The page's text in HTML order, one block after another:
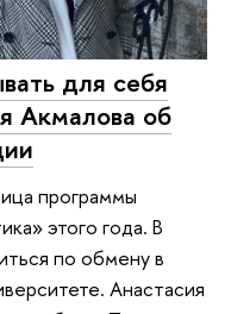
для себя
Акмалова об
программы
этого года. В
по обмену в
Анастасия